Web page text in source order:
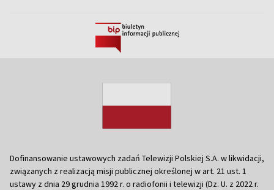
Dofinansowanie ustawowych zadań Telewizji Polskiej S.A. w likwidacji,
związanych z realizacją misji publicznej określonej w art. 21 ust. 1
ustawy z dnia 29 grudnia 1992 r. o radiofonii i telewizji (Dz. U. z 2022 r.